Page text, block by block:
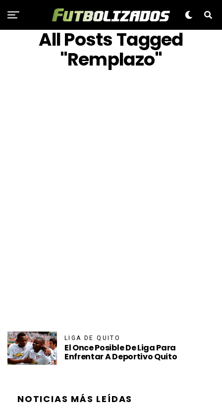
All Posts Tagged
"Remplazo"
LIGA DE QUITO
El Once Posible De Liga Para
Enfrentar A Deportivo Quito
NOTICIAS MÁS LEÍDAS